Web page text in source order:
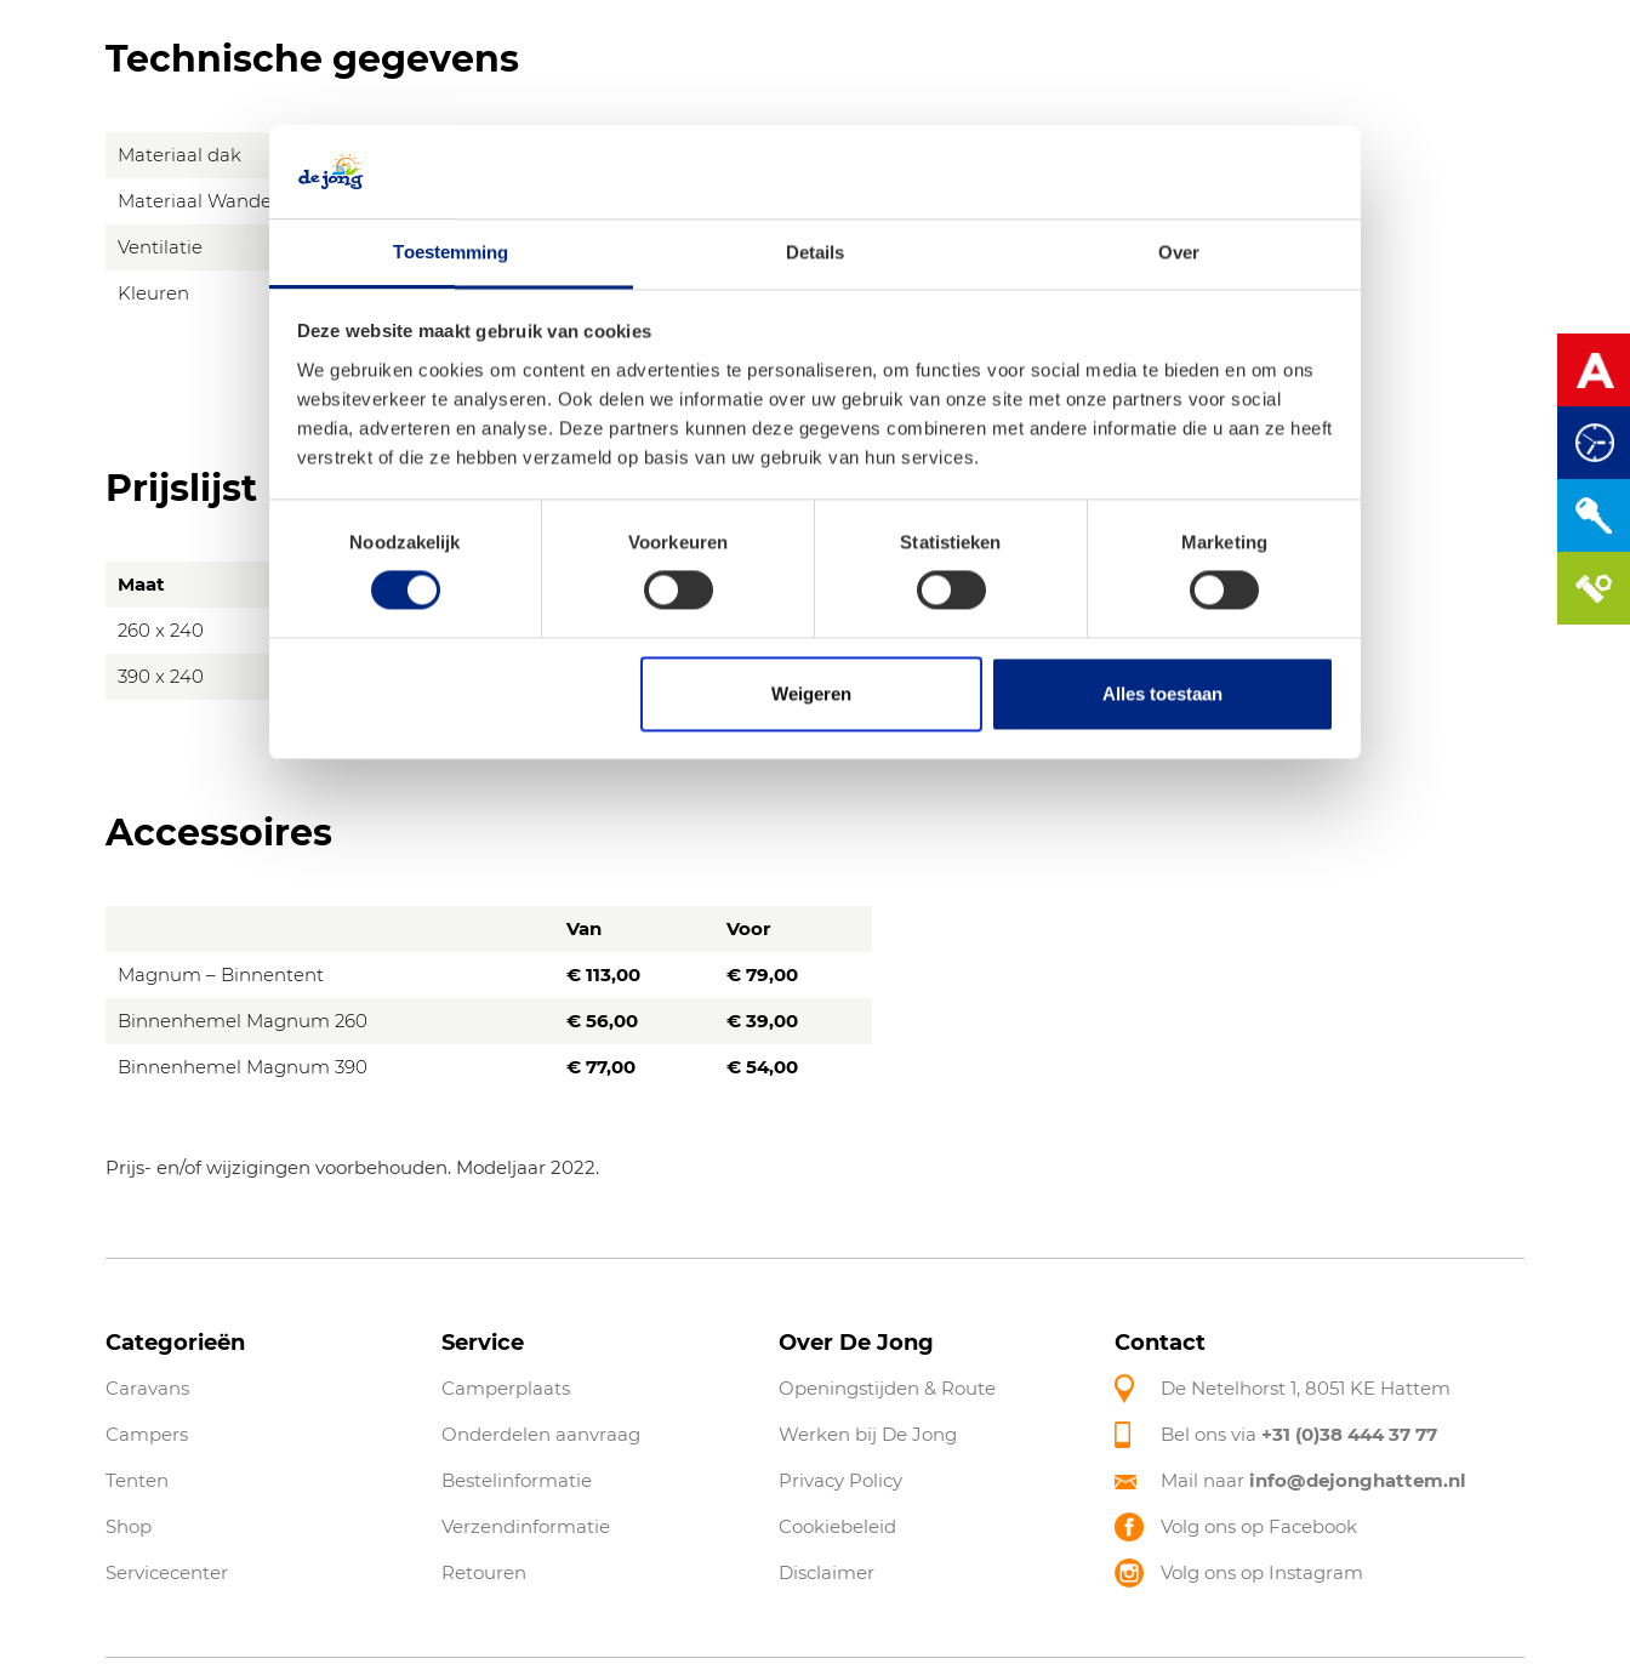
Toestemming Details Over
Deze website maakt gebruik van cookies
We gebruiken cookies om content en advertenties te personaliseren, om functies voor social media te bieden en om ons
websiteverkeer te analyseren. Ook delen we informatie over uw gebruik van onze site met onze partners voor social
media, adverteren en analyse. Deze partners kunnen deze gegevens combineren met andere informatie die u aan ze heeft
verstrekt of die ze hebben verzameld op basis van uw gebruik van hun services.
Noodzakelijk
Voorkeuren Statistieken Marketing
Weigeren Alles toestaan
Technische gegevens
Materiaal dak
Materiaal Wanden
Ventilatie
Kleuren
Antraciet/grijs
Prijslijst
Maat Van
Voor
260 x 240
390 x 240
Accessoires
Van
Voor
Magnum – Binnentent
€ 113,00
€ 79,00
Binnenhemel Magnum 260
€ 56,00
€ 39,00
Binnenhemel Magnum 390
€ 77,00 € 54,00
Prijs- en/of wijzigingen voorbehouden. Modeljaar 2022.
Categorieën
Caravans
Campers
Tenten
Shop
Servicecenter
Service
Camperplaats
Onderdelen aanvraag
Bestelinformatie
Verzendinformatie
Retouren
Over De Jong
Openingstijden & Route
Werken bij De Jong
Privacy Policy
Cookiebeleid
Disclaimer
Contact
De Netelhorst 1, 8051 KE Hattem
Bel ons via +31 (0)38 444 37 77
Mail naar info@dejonghattem.nl
Volg ons op Facebook
Volg ons op Instagram